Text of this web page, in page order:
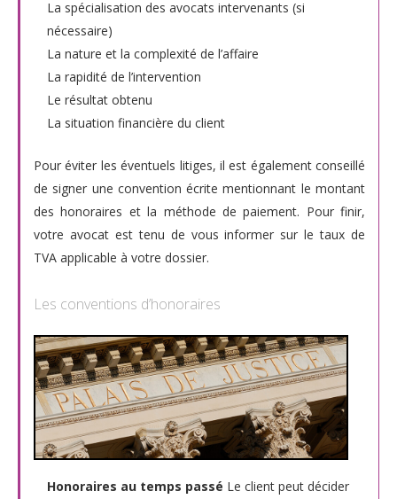
La spécialisation des avocats intervenants (si
nécessaire)
La nature et la complexité de l’affaire
La rapidité de l’intervention
Le résultat obtenu
La situation financière du client
Pour éviter les éventuels litiges, il est également conseillé
de signer une convention écrite mentionnant le montant
des honoraires et la méthode de paiement. Pour finir,
votre avocat est tenu de vous informer sur le taux de
TVA applicable à votre dossier.
Les conventions d’honoraires
Honoraires au temps passé Le client peut décider